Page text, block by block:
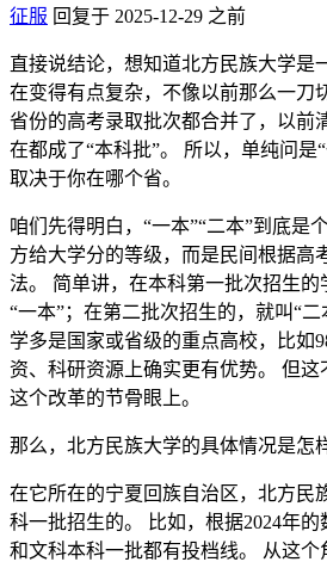
征服 回复于 2025-12-29 之前
直接说结论，想知道北方民族大学是
在变得有点复杂，不像以前那么一刀
省份的高考录取批次都合并了，以前
在都成了“本科批”。 所以，单纯问是
取决于你在哪个省。
咱们先得明白，“一本”“二本”到底是
方给大学分的等级，而是民间根据高
法。 简单讲，在本科第一批次招生的
“一本”；在第二批次招生的，就叫“
学多是国家或省级的重点高校，比如
资、科研资源上确实更有优势。 但
这个改革的节骨眼上。
那么，北方民族大学的具体情况是怎
在它所在的宁夏回族自治区，北方民
科一批招生的。 比如，根据2024年
和文科本科一批都有投档线。 从这个